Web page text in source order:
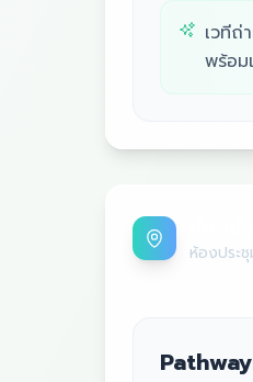
เวทีถ่
พร้อม
ห้องประ